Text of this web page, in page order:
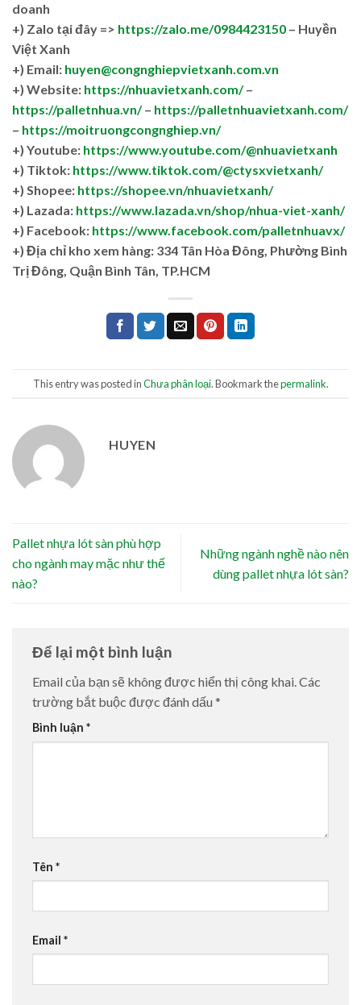
doanh
+) Zalo tại đây => https://zalo.me/0984423150 – Huyền
Việt Xanh
+) Email: huyen@congnghiepvietxanh.com.vn
+) Website: https://nhuavietxanh.com/–
https://palletnhua.vn/– https://palletnhuavietxanh.com/
– https://moitruongcongnghiep.vn/
+) Youtube: https://www.youtube.com/@nhuavietxanh
+) Tiktok: https://www.tiktok.com/@ctysxvietxanh/
+) Shopee: https://shopee.vn/nhuavietxanh/
+) Lazada: https://www.lazada.vn/shop/nhua-viet-xanh/
+) Facebook: https://www.facebook.com/palletnhuavx/
+) Địa chỉ kho xem hàng: 334 Tân Hòa Đông, Phường Bình
Trị Đông, Quận Bình Tân, TP.HCM
This entry was posted inChưa phân loại. Bookmark thepermalink.
HUYEN
Pallet nhựa lót sàn phù hợp
cho ngành may mặc như thế
nào?
Những ngành nghề nào nên
dùng pallet nhựa lót sàn?
Để lại một bình luận
Email của bạn sẽ không được hiển thị công khai.Các
trường bắt buộc được đánh dấu *
Bình luận *
Tên *
Email *